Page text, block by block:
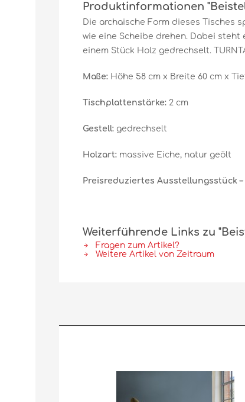
Produktinformationen
Die archaische Form dieses Tisches
wie eine Scheibe drehen. Dabei steht
einem Stück Holz gedrechselt.
Maße: Höhe 58 cm x Breite 60 cm x
Tischplattenstärke: 2 cm
Gestell: gedrechselt
Holzart: massive Eiche, natur geölt
Preisreduziertes Ausstellungsstück
Weiterführende Links zu
Fragen zum Artikel?
Weitere Artikel von Zeitraum